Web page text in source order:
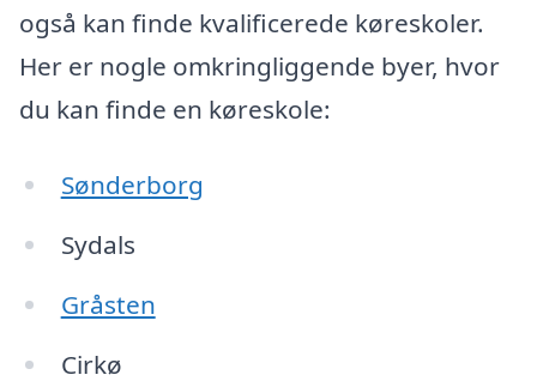
også kan finde kvalificerede køreskoler.
Her er nogle omkringliggende byer, hvor
du kan finde en køreskole:
Sønderborg
Sydals
Gråsten
Cirkø